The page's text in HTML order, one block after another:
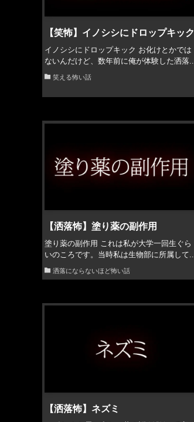
【笑怖】イノシシにドロップキック
イノシシにドロップキック お化けとかでは
ないんだけど、数年前に俺が体験した洒落...
笑える怖い話
【洒落怖】塗り薬の副作用
塗り薬の副作用 これは私が大学一回生ぐら
いのころです。当時私は生物部に所属して...
洒落にならないほど怖い話
【洒落怖】ネズミ